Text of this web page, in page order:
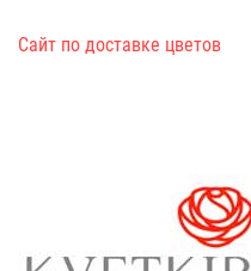
Сайт по доставке цветов